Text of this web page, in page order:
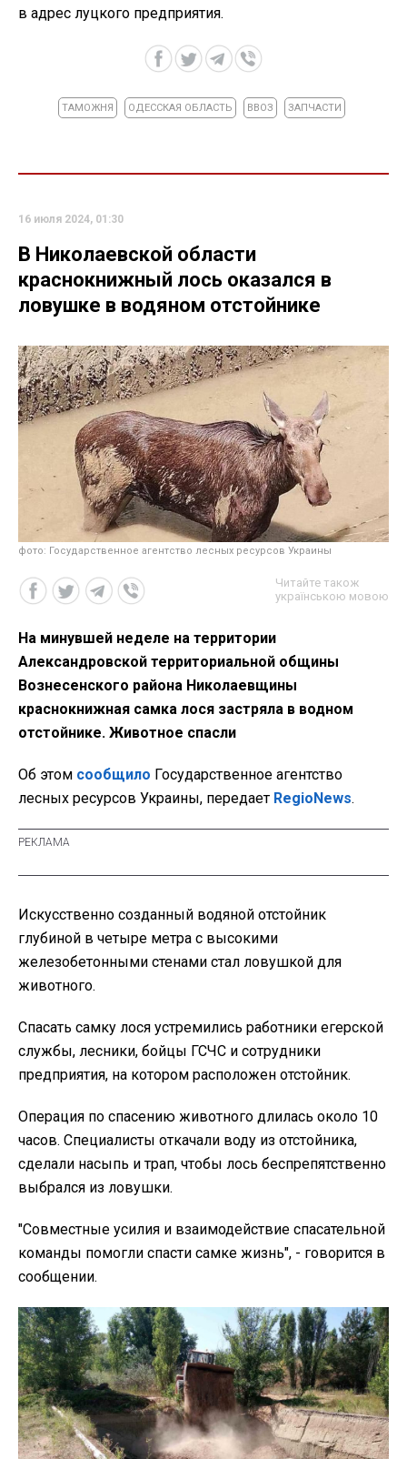
в адрес луцкого предприятия.
ТАМОЖНЯ ОДЕССКАЯ ОБЛАСТЬ ВВОЗ ЗАПЧАСТИ
16 июля 2024, 01:30
В Николаевской области
краснокнижный лось оказался в
ловушке в водяном отстойнике
фото: Государственное агентство лесных ресурсов Украины
Читайте також
українською мовою
На минувшей неделе на территории
Александровской территориальной общины
Вознесенского района Николаевщины
краснокнижная самка лося застряла в водном
отстойнике. Животное спасли
Об этом сообщило Государственное агентство
лесных ресурсов Украины, передает RegioNews.
Искусственно созданный водяной отстойник
глубиной в четыре метра с высокими
железобетонными стенами стал ловушкой для
животного.
Спасать самку лося устремились работники егерской
службы, лесники, бойцы ГСЧС и сотрудники
предприятия, на котором расположен отстойник.
Операция по спасению животного длилась около 10
часов. Специалисты откачали воду из отстойника,
сделали насыпь и трап, чтобы лось беспрепятственно
выбрался из ловушки.
"Совместные усилия и взаимодействие спасательной
команды помогли спасти самке жизнь", - говорится в
сообщении.